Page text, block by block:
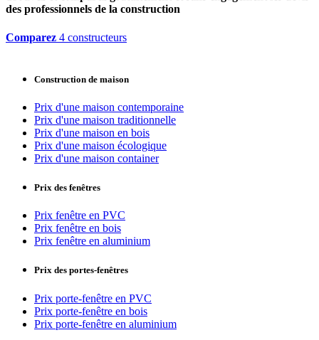
des professionnels de la construction
Comparez 4 constructeurs
Construction de maison
Prix d'une maison contemporaine
Prix d'une maison traditionnelle
Prix d'une maison en bois
Prix d'une maison écologique
Prix d'une maison container
Prix des fenêtres
Prix fenêtre en PVC
Prix fenêtre en bois
Prix fenêtre en aluminium
Prix des portes-fenêtres
Prix porte-fenêtre en PVC
Prix porte-fenêtre en bois
Prix porte-fenêtre en aluminium